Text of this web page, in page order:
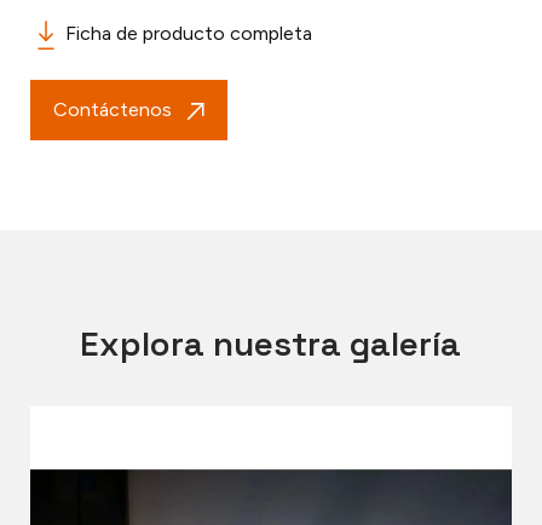
Ficha de producto completa
Contáctenos
Explora nuestra galería